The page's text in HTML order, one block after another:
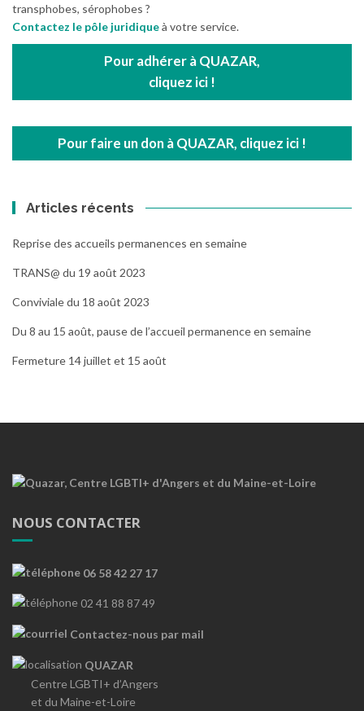
transphobes, sérophobes ?
Contactez le pôle juridiqueà votre service.
Pour adhérer à QUAZAR,
cliquez ici !
Pour faire un don à QUAZAR, cliquez ici !
Articles récents
Reprise des accueils permanences en semaine
TRANS@ du 19 août 2023
Conviviale du 18 août 2023
Du 8 au 15 août, pause de l’accueil permanence en semaine
Fermeture 14 juillet et 15 août
NOUS CONTACTER
06 58 42 27 17
02 41 88 87 49
Contactez-nous par mail
QUAZAR
Centre LGBTI+ d’Angers
et du Maine-et-Loire